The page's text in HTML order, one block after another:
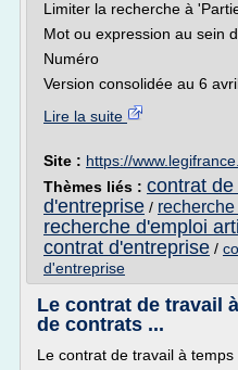
Limiter la recherche à
Mot ou expression au sein
Numéro
Version consolidée au 6
Lire la suite
Site : https://
Thèmes liés : contrat
d'entreprise /
recherche d'emploi
contrat d'entreprise /
d'entreprise
Le contrat de travail
de contrats ...
Le contrat de travail à temps